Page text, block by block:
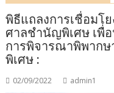
พิธีแถลงการเชื่อมโ
ศาลชำนัญพิเศษ เพื่
การพิจารณาพิพาก
พิเศษ :
02/09/2022 admin1